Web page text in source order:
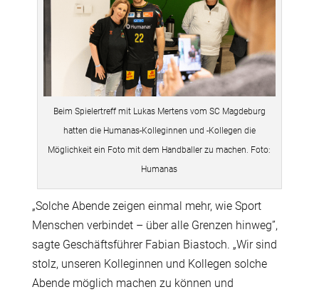
Beim Spielertreff mit Lukas Mertens vom SC Magdeburg
hatten die Humanas-Kolleginnen und -Kollegen die
Möglichkeit ein Foto mit dem Handballer zu machen. Foto:
Humanas
„Solche Abende zeigen einmal mehr, wie Sport
Menschen verbindet – über alle Grenzen hinweg”,
sagte Geschäftsführer Fabian Biastoch. „Wir sind
stolz, unseren Kolleginnen und Kollegen solche
Abende möglich machen zu können und